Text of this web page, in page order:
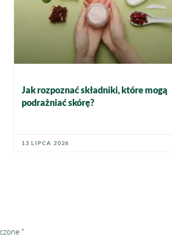
Jak rozpoznać składniki, które mogą
podrażniać skórę?
13 LIPCA 2026
*